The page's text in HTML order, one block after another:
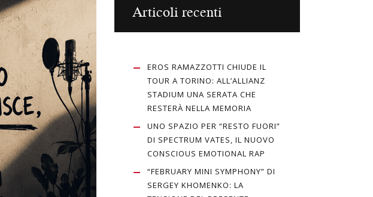
Articoli recenti
EROS RAMAZZOTTI CHIUDE IL
TOUR A TORINO: ALL’ALLIANZ
STADIUM UNA SERATA CHE
RESTERÀ NELLA MEMORIA
UNO SPAZIO PER “RESTO FUORI”
DI SPECTRUM VATES, IL NUOVO
CONSCIOUS EMOTIONAL RAP
“FEBRUARY MINI SYMPHONY” DI
SERGEY KHOMENKO: LA